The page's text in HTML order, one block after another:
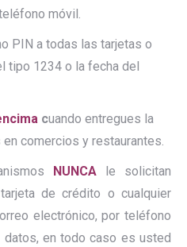
móvil.
PIN a todas las tarjetas o
tipo 1234 o la fecha del
cuando entregues la
comercios y restaurantes.
NUNCA le solicitan
de crédito o cualquier
electrónico, por teléfono
en todo caso es usted